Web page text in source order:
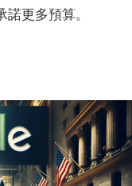
更多預算。